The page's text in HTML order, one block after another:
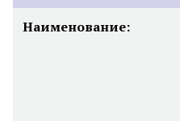
Наименование: